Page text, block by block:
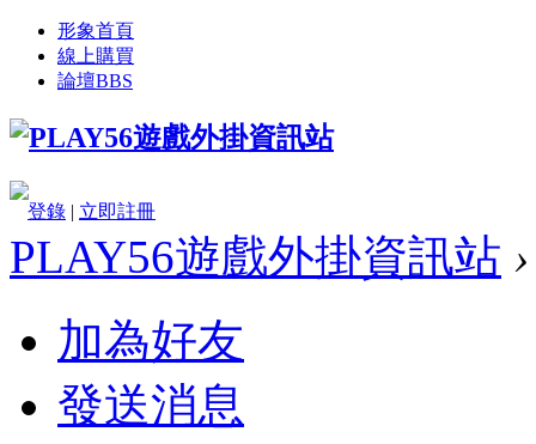
形象首頁
線上購買
論壇BBS
登錄 | 立即註冊
PLAY56遊戲外掛資訊站 ›
加為好友
發送消息